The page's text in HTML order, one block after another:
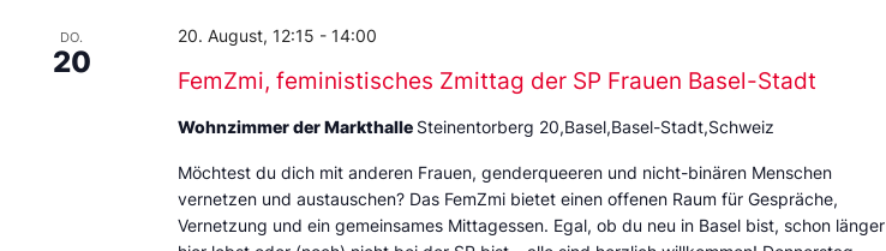
DO.
20
FemZmi, feministisches Zmittag der SP Frauen Basel-Stadt
20. August, 12:15 - 14:00
Wohnzimmer der Markthalle Steinentorberg 20,Basel,Basel-Stadt,Schweiz
Möchtest du dich mit anderen Frauen, genderqueeren und nicht-binären Menschen
vernetzen und austauschen? Das FemZmi bietet einen offenen Raum für Gespräche,
Vernetzung und ein gemeinsames Mittagessen. Egal, ob du neu in Basel bist, schon länger